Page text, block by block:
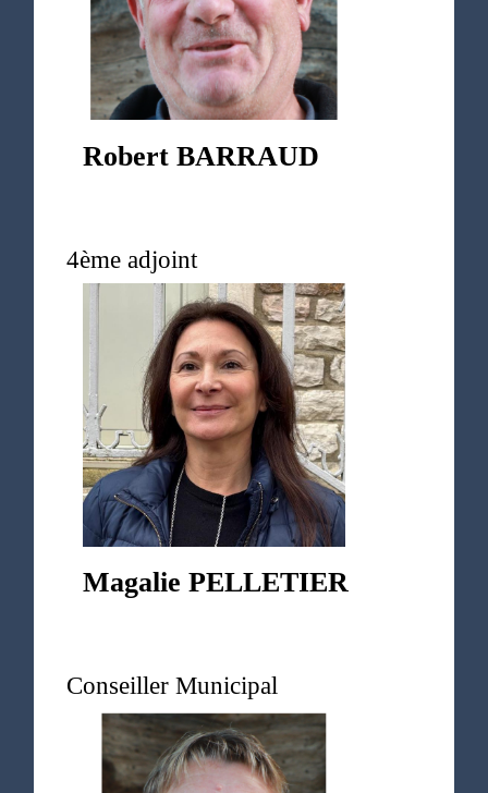
Robert BARRAUD
4ème adjoint
Magalie PELLETIER
Conseiller Municipal